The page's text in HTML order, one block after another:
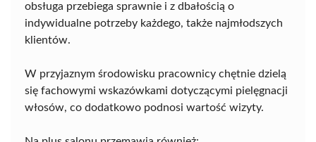
obsługa przebiega sprawnie i z dbałością o
indywidualne potrzeby każdego, także najmłodszych
klientów.
W przyjaznym środowisku pracownicy chętnie dzielą
się fachowymi wskazówkami dotyczącymi pielęgnacji
włosów, co dodatkowo podnosi wartość wizyty.